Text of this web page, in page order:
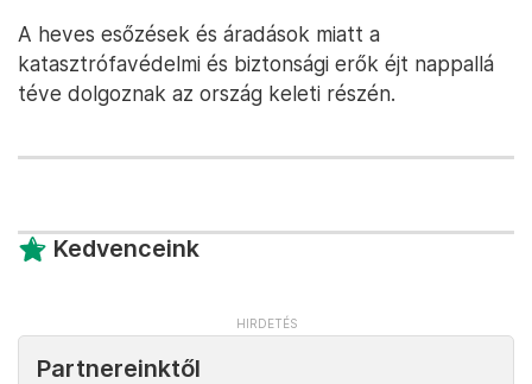
A heves esőzések és áradások miatt a
katasztrófavédelmi és biztonsági erők éjt nappallá
téve dolgoznak az ország keleti részén.
Kedvenceink
Partnereinktől